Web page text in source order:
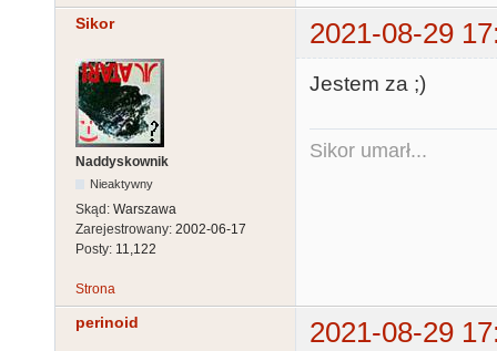
Sikor 2021-08-29
Naddyskownik
Nieaktywny
Skąd: Warszawa
Zarejestrowany: 2002-06-17
Posty: 11,122
Jestem za ;)
Sikor umarł...
Strona
perinoid 2021-08-29